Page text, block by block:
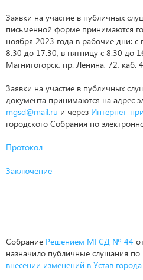
Заявки на участие в публичных
письменной форме принимаются
ноября 2023 года в рабочие дни: с
8.30 до 17.30, в пятницу с 8.30 до
Магнитогорск, пр. Ленина, 72, каб.
Заявки на участие в публичных
документа принимаются на адрес
mgsd@mail.ru и через Интернет-
городского Собрания по
Протокол
Заключение
-- -- --
Собрание Решением МГСД № 44
назначило публичные слушания по
внесении изменений в Устав